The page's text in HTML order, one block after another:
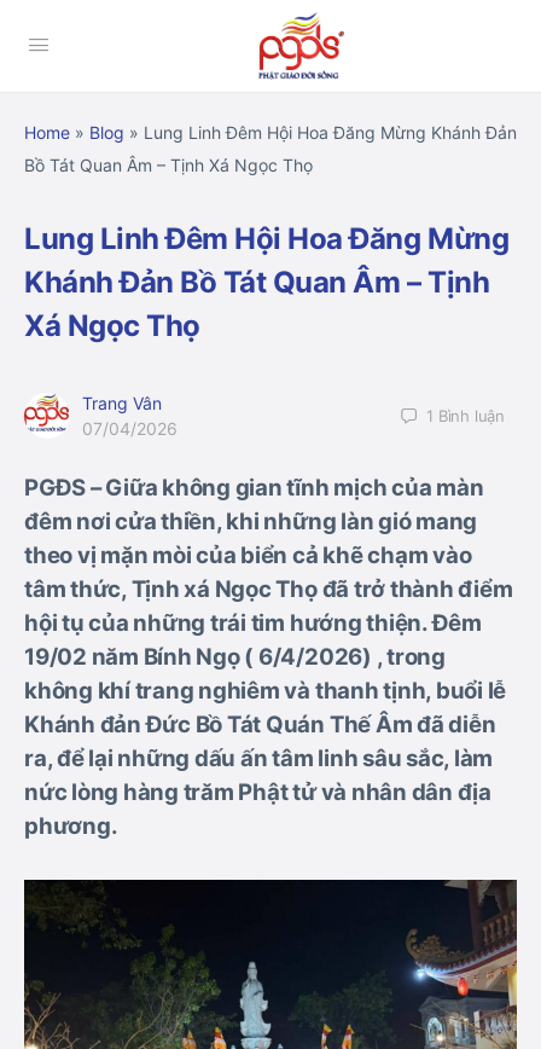
Home » Blog » Lung Linh Đêm Hội Hoa Đăng Mừng Khánh Đản
Bồ Tát Quan Âm – Tịnh Xá Ngọc Thọ
Lung Linh Đêm Hội Hoa Đăng Mừng
Khánh Đản Bồ Tát Quan Âm – Tịnh
Xá Ngọc Thọ
Trang Vân
07/04/2026
1 Bình luận
PGĐS – Giữa không gian tĩnh mịch của màn
đêm nơi cửa thiền, khi những làn gió mang
theo vị mặn mòi của biển cả khẽ chạm vào
tâm thức, Tịnh xá Ngọc Thọ đã trở thành điểm
hội tụ của những trái tim hướng thiện. Đêm
19/02 năm Bính Ngọ ( 6/4/2026) , trong
không khí trang nghiêm và thanh tịnh, buổi lễ
Khánh đản Đức Bồ Tát Quán Thế Âm đã diễn
ra, để lại những dấu ấn tâm linh sâu sắc, làm
nức lòng hàng trăm Phật tử và nhân dân địa
phương.